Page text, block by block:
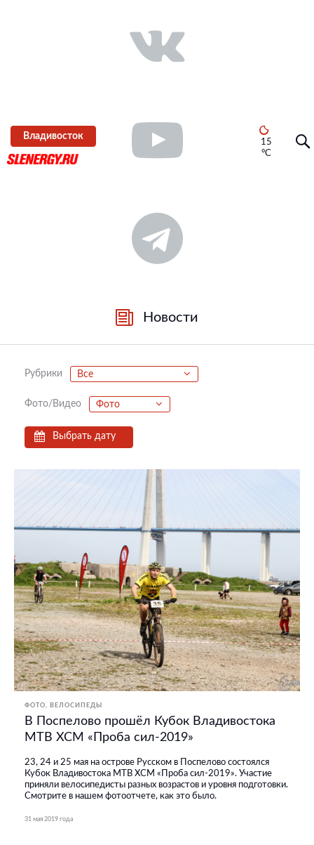
Владивосток
15
°C
Новости
Рубрики Все
Фото/Видео Фото
Выбрать дату
ФОТО ВЕЛОСИПЕДЫ
В Поспелово прошёл Кубок Владивостока
МТВ ХСМ «Проба сил-2019»
23, 24 и 25 мая на острове Русском в Поспелово состоялся
Кубок Владивостока МТВ ХСМ «Проба сил-2019». Участие
приняли велосипедисты разных возрастов и уровня подготовки.
Смотрите в нашем фотоотчете, как это было.
31 мая 2019 года